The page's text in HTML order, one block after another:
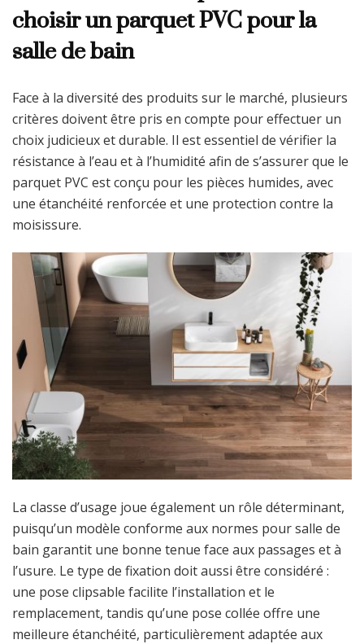
choisir un parquet PVC pour la
salle de bain
Face à la diversité des produits sur le marché, plusieurs
critères doivent être pris en compte pour effectuer un
choix judicieux et durable. Il est essentiel de vérifier la
résistance à l’eau et à l’humidité afin de s’assurer que le
parquet PVC est conçu pour les pièces humides, avec
une étanchéité renforcée et une protection contre la
moisissure.
La classe d’usage joue également un rôle déterminant,
puisqu’un modèle conforme aux normes pour salle de
bain garantit une bonne tenue face aux passages et à
l’usure. Le type de fixation doit aussi être considéré :
une pose clipsable facilite l’installation et le
remplacement, tandis qu’une pose collée offre une
meilleure étanchéité, particulièrement adaptée aux